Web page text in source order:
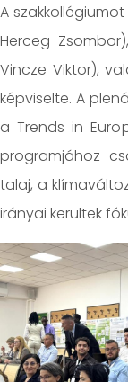
A
Herceg
Vincze Viktor),
képviselte. A
a Trends in
programjához
talaj, a
irányai kerültek